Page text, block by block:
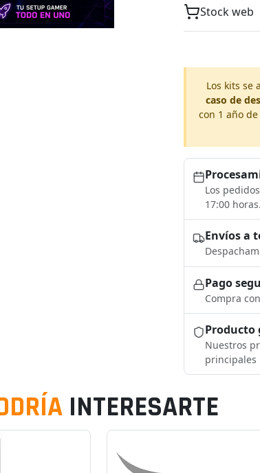
Stock web
Los kits se
caso de
con 1 año
Los
17:00 horas.
Envíos a
Pago
Compra
Producto
Nuestros
principales
INTERESARTE